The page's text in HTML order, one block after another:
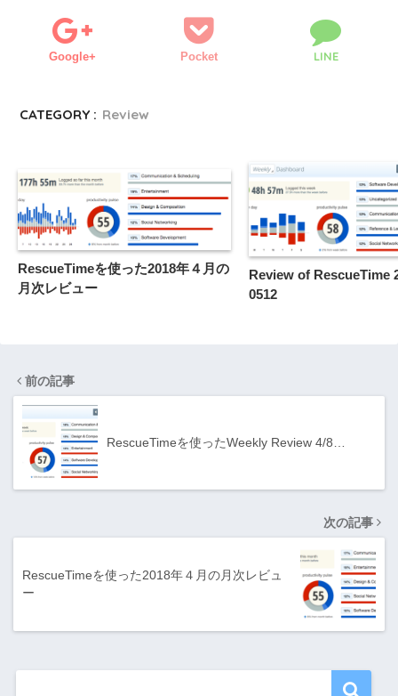
Google+ Pocket LINE
CATEGORY : Review
RescueTimeを使った2018年４月の
月次レビュー
Review of RescueTime
0512
前の記事
RescueTimeを使ったWeekly Review 4/8…
次の記事
RescueTimeを使った2018年４月の月次レビュ
ー